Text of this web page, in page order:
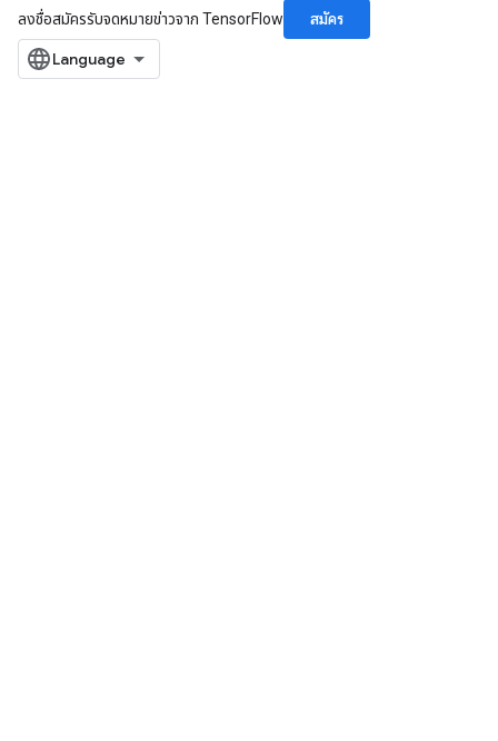
ลงชื่อสมัครรับจดหมายข่าวจาก TensorFlow
สมัคร